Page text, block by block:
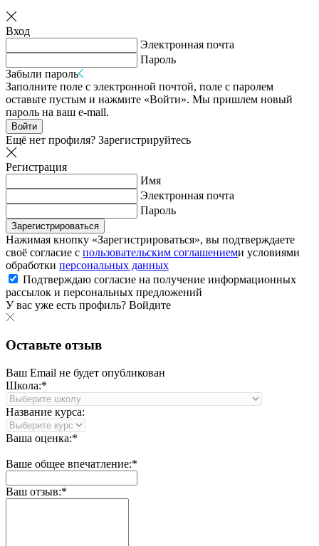
Вход
Электронная почта
Пароль
Забыли пароль
Заполните поле с электронной почтой, поле с паролем
оставьте пустым и нажмите «Войти». Мы пришлем новый
пароль на ваш e-mail.
Войти
Ещё нет профиля? Зарегистрируйтесь
Регистрация
Имя
Электронная почта
Пароль
Зарегистрироваться
Нажимая кнопку «Зарегистрироваться», вы подтверждаете
своё согласие с пользовательским соглашениеми условиями
обработки персональных данных
Подтверждаю согласие на получение информационных
рассылок и персональных предложений
У вас уже есть профиль? Войдите
Оставьте отзыв
Ваш Email не будет опубликован
Школа:*
Название курса:
Ваша оценка:*
Ваше общее впечатление:*
Ваш отзыв:*